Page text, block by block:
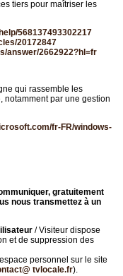
tiers pour maîtriser les
568137493302217
20172847
answer/2662922?hl=fr
qui rassemble les
notamment par une gestion
fr-FR/windows-
gratuitement
nous transmettez à un
/ Visiteur dispose
et de suppression des
personnel sur le site
tvlocale.fr).